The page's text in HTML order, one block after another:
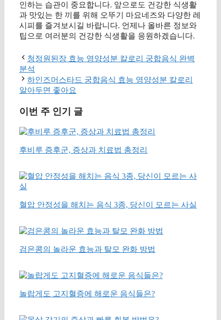
인하는 습관이 중요합니다. 앞으로도 건강한 식생활
과 맛있는 한 끼를 위해 오뚜기 마요네즈와 다양한 레
시피를 즐겨보시길 바랍니다. 언제나 올바른 정보와
팁으로 여러분의 건강한 식생활을 응원하겠습니다.
청정원된장 효능 영양성분 칼로리 궁합음식 완벽
분석
하인즈머스타드 궁합음식 효능 영양성분 칼로리
알아두면 좋아요
이번 주 인기 글
후비루 증후군, 증상과 치료법 총정리
혈압 안정성을 해치는 음식 3종, 당신이 모르는 사실
검은콩의 놀라운 효능과 탈모 완화 방법
놀랍게도 고지혈증에 해로운 음식들은?